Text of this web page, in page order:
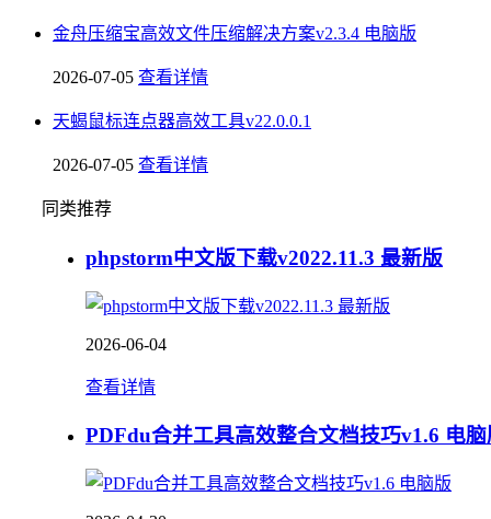
金舟压缩宝高效文件压缩解决方案v2.3.4 电脑版
2026-07-05 查看详情
天蝎鼠标连点器高效工具v22.0.0.1
2026-07-05 查看详情
同类推荐
phpstorm中文版下载v2022.11.3 最新版
2026-06-04
查看详情
PDFdu合并工具高效整合文档技巧v1.6 电脑